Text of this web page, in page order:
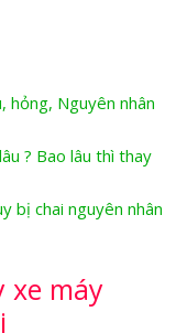
hỏng, Nguyên nhân
? Bao lâu thì thay
bị chai nguyên nhân
xe máy